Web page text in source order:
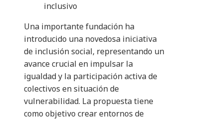
inclusivo
Una importante fundación ha
introducido una novedosa iniciativa
de inclusión social, representando un
avance crucial en impulsar la
igualdad y la participación activa de
colectivos en situación de
vulnerabilidad. La propuesta tiene
como objetivo crear entornos de